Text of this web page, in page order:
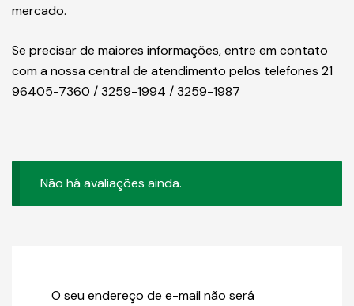
mercado.
Se precisar de maiores informações, entre em contato
com a nossa central de atendimento pelos telefones 21
96405-7360 / 3259-1994 / 3259-1987
Não há avaliações ainda.
O seu endereço de e-mail não será